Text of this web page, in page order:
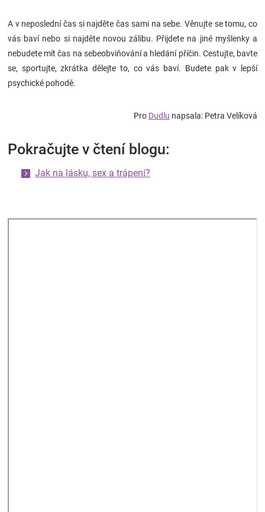
A v neposlední čas si najděte čas sami na sebe. Věnujte se tomu, co
vás baví nebo si najděte novou zálibu. Přijdete na jiné myšlenky a
nebudete mít čas na sebeobviňování a hledání příčin. Cestujte, bavte
se, sportujte, zkrátka dělejte to, co vás baví. Budete pak v lepší
psychické pohodě.
Pro Dudlu napsala: Petra Velíková
Pokračujte v čtení blogu:
Jak na lásku, sex a trápení?